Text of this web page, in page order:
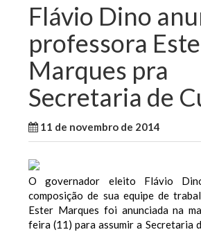
Flávio Dino
professora
Marques pra
Secretaria de
11 de novembro de 2014
O governador eleito Flávio
composição de sua equipe de
Ester Marques foi anunciada na
feira (11) para assumir a Secretaria